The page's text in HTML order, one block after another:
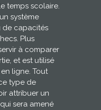
temps scolaire.
système
de capacités
Plus
à comparer
et est utilisé
ligne. Tout
type de
attribuer un
sera amené